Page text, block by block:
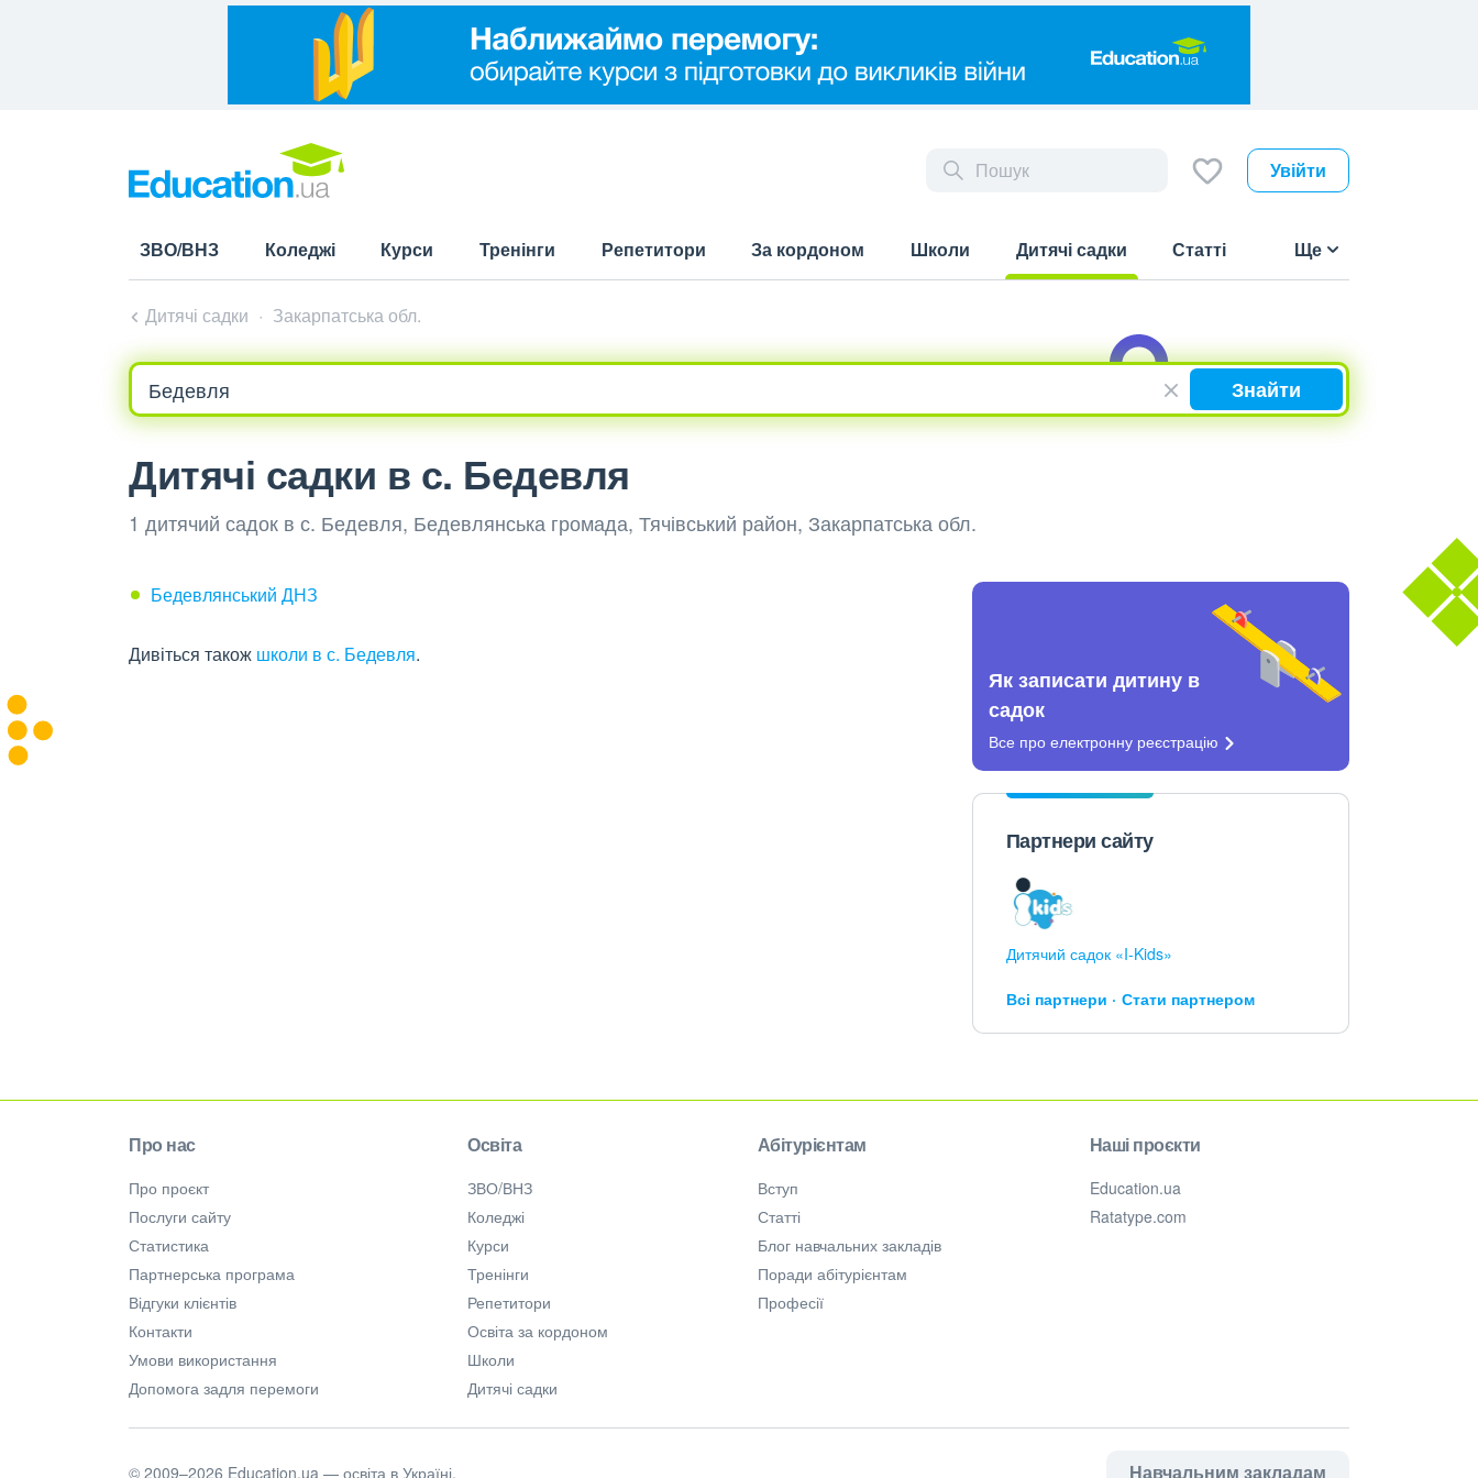
Увійти
ЗВО/ВНЗ Коледжі Курси Тренінги Репетитори За кордоном Школи
Дитячі садки
Статті Ще
Дитячі садки Закарпатська обл.
Знайти
Дитячі садки в с. Бедевля
1 дитячий садок в с. Бедевля, Бедевлянська громада, Тячівський район, Закарпатська обл.
Бедевлянський ДНЗ
Дивіться також школи в с. Бедевля.
Як записати дитину в
садок
Все про електронну реєстрацію
Партнери сайту
Дитячий садок «I-Kids»
Всі партнери Стати партнером
Про нас
Про проєкт
Послуги сайту
Статистика
Партнерська програма
Відгуки клієнтів
Контакти
Умови використання
Допомога задля перемоги
Освіта
ЗВО/ВНЗ
Коледжі
Курси
Тренінги
Репетитори
Освіта за кордоном
Школи
Дитячі садки
Абітурієнтам
Вступ
Статті
Блог навчальних закладів
Поради абітурієнтам
Професії
Наші проєкти
Education.ua
Ratatype.com
Навчальним закладам
© 2009–2026 Education.ua — освіта в Україні.